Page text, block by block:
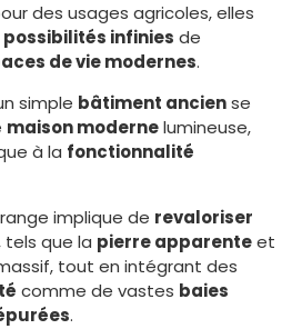
des usages agricoles, elles
possibilités infinies de
de vie modernes.
simple bâtiment anciense
maison modernelumineuse,
à la fonctionnalité
implique de revaloriser
tels que la pierre apparenteet
tout en intégrant des
comme de vastes baies
.